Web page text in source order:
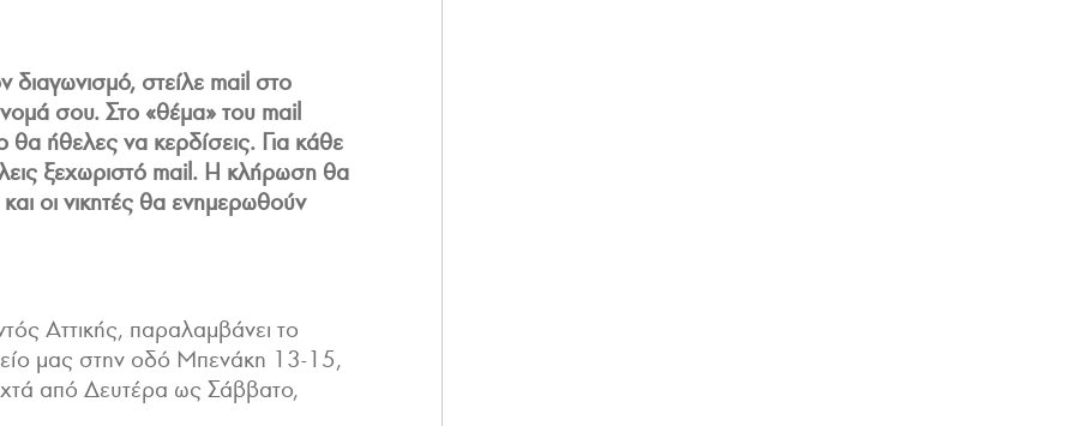
διαγωνισμό, στείλε mail στο
σου. Στο «θέμα» του mail
θα ήθελες να κερδίσεις. Για κάθε
ξεχωριστό mail. Η κλήρωση θα
οι νικητές θα ενημερωθούν
Αττικής, παραλαμβάνει το
μας στην οδό Μπενάκη 13-15,
από Δευτέρα ως Σάββατο,